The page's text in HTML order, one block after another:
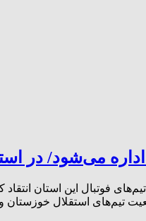
می‌شود/ در
فوتبال این استان انتقاد
تیم‌های استقلال خوزستان